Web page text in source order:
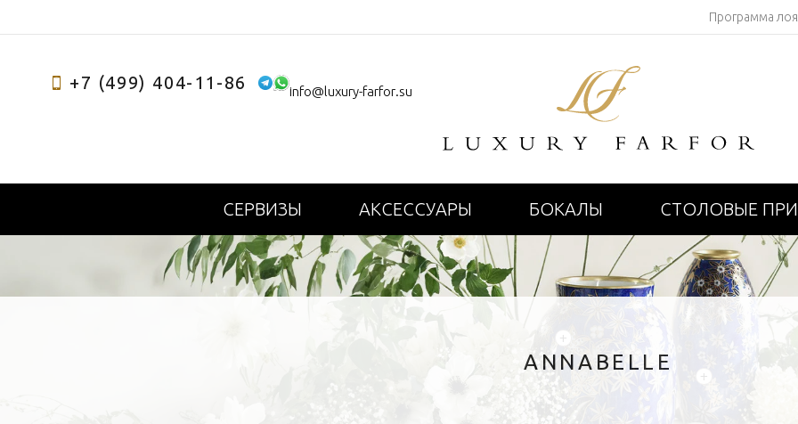
Программа
+7 (499) 404-11-86 info@luxury-farfor.su
СЕРВИЗЫ АКСЕССУАРЫ БОКАЛЫ СТОЛОВЫЕ
+
+
ANNABELLE